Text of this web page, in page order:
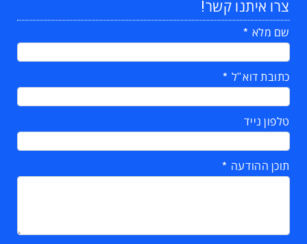
צרו איתנו קשר!
שם מלא
כתובת דוא"ל
טלפון נייד
תוכן ההודעה